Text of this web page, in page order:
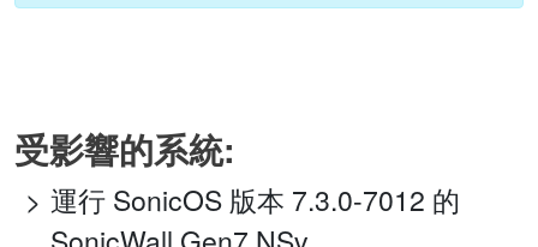
受影響的系統:
運行 SonicOS 版本 7.3.0-7012 的